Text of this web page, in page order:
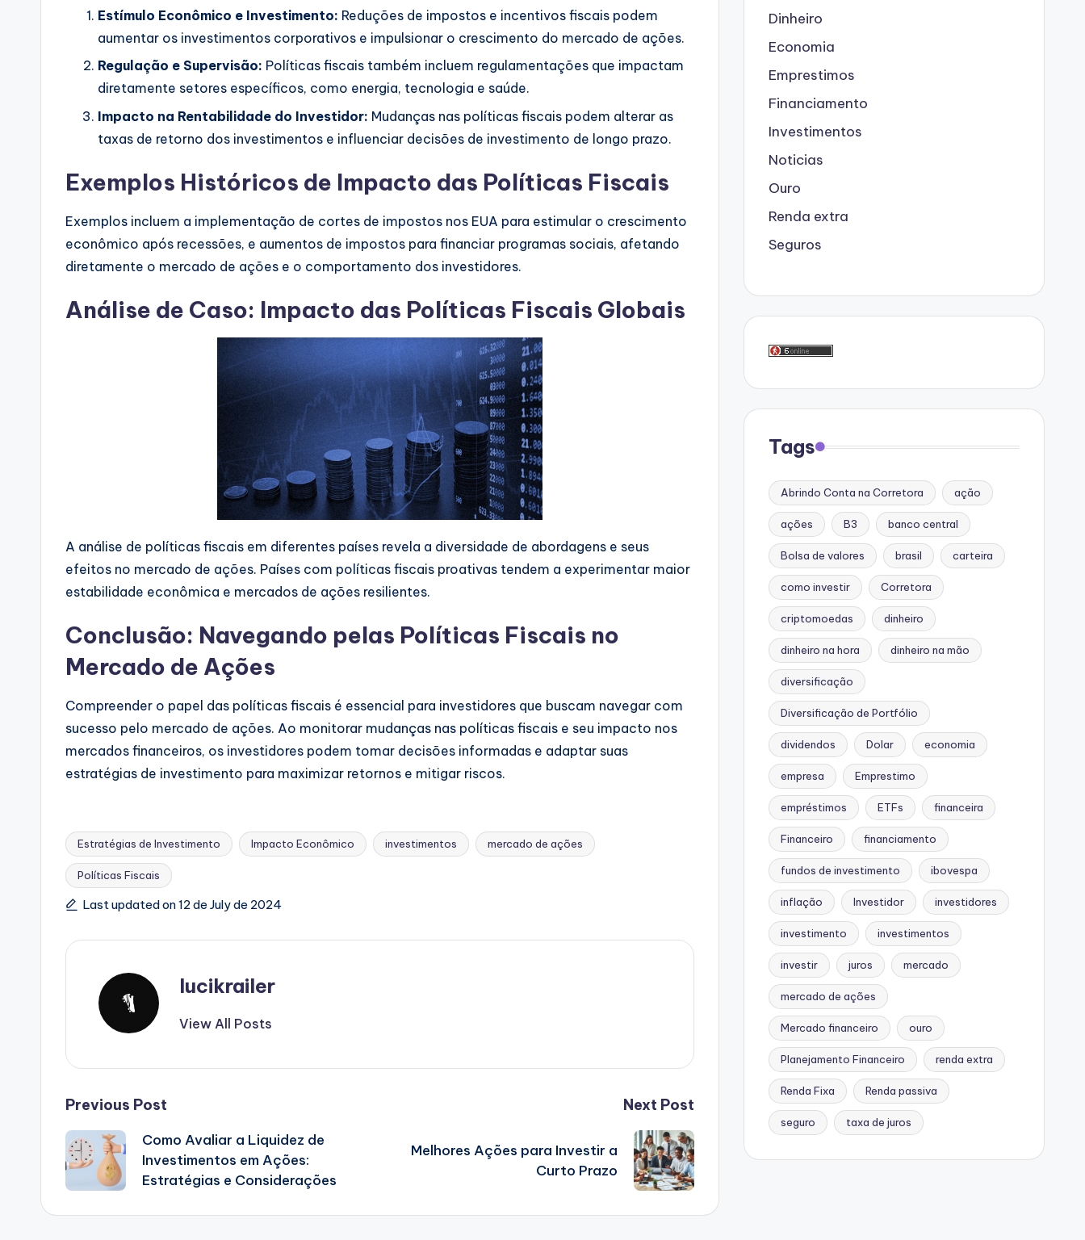
Estímulo Econômico e Investimento: Reduções de impostos e incentivos fiscais podem
aumentar os investimentos corporativos e impulsionar o crescimento do mercado de ações.
Regulação e Supervisão: Políticas fiscais também incluem regulamentações que impactam
diretamente setores específicos, como energia, tecnologia e saúde.
Impacto na Rentabilidade do Investidor: Mudanças nas políticas fiscais podem alterar as
taxas de retorno dos investimentos e influenciar decisões de investimento de longo prazo.
Exemplos Históricos de Impacto das Políticas Fiscais
Exemplos incluem a implementação de cortes de impostos nos EUA para estimular o crescimento
econômico após recessões, e aumentos de impostos para financiar programas sociais, afetando
diretamente o mercado de ações e o comportamento dos investidores.
Análise de Caso: Impacto das Políticas Fiscais Globais
A análise de políticas fiscais em diferentes países revela a diversidade de abordagens e seus
efeitos no mercado de ações. Países com políticas fiscais proativas tendem a experimentar maior
estabilidade econômica e mercados de ações resilientes.
Conclusão: Navegando pelas Políticas Fiscais no
Mercado de Ações
Compreender o papel das políticas fiscais é essencial para investidores que buscam navegar com
sucesso pelo mercado de ações. Ao monitorar mudanças nas políticas fiscais e seu impacto nos
mercados financeiros, os investidores podem tomar decisões informadas e adaptar suas
estratégias de investimento para maximizar retornos e mitigar riscos.
Tags:
Estratégias de Investimento Impacto Econômico investimentos mercado de ações
Políticas Fiscais
Last updated on 12 de July de 2024
lucikrailer
View All Posts
Post
navigation
Previous Post
Como Avaliar a Liquidez de
Investimentos em Ações:
Estratégias e Considerações
Next Post
Melhores Ações para Investir a
Curto Prazo
Dinheiro
Economia
Emprestimos
Financiamento
Investimentos
Noticias
Ouro
Renda extra
Seguros
Tags
Abrindo Conta na Corretora ação
ações B3 banco central
Bolsa de valores brasil carteira
como investir Corretora
criptomoedas dinheiro
dinheiro na hora dinheiro na mão
diversificação
Diversificação de Portfólio
dividendos Dolar economia
empresa Emprestimo
empréstimos ETFs financeira
Financeiro financiamento
fundos de investimento ibovespa
inflação Investidor investidores
investimento investimentos
investir juros mercado
mercado de ações
Mercado financeiro ouro
Planejamento Financeiro renda extra
Renda Fixa Renda passiva
seguro taxa de juros